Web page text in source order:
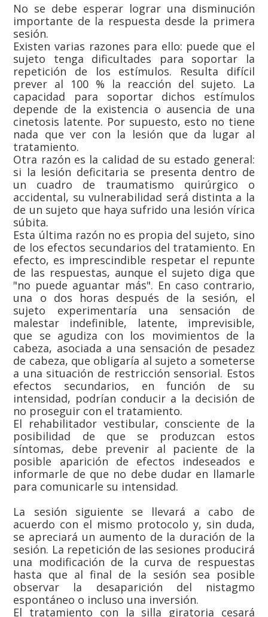
No se debe esperar lograr una disminución
importante de la respuesta desde la primera
sesión.
Existen varias razones para ello: puede que el
sujeto tenga dificultades para soportar la
repetición de los estímulos. Resulta difícil
prever al 100 % la reacción del sujeto. La
capacidad para soportar dichos estímulos
depende de la existencia o ausencia de una
cinetosis latente. Por supuesto, esto no tiene
nada que ver con la lesión que da lugar al
tratamiento.
Otra razón es la calidad de su estado general:
si la lesión deficitaria se presenta dentro de
un cuadro de traumatismo quirúrgico o
accidental, su vulnerabilidad será distinta a la
de un sujeto que haya sufrido una lesión vírica
súbita.
Esta última razón no es propia del sujeto, sino
de los efectos secundarios del tratamiento. En
efecto, es imprescindible respetar el repunte
de las respuestas, aunque el sujeto diga que
"no puede aguantar más". En caso contrario,
una o dos horas después de la sesión, el
sujeto experimentaría una sensación de
malestar indefinible, latente, imprevisible,
que se agudiza con los movimientos de la
cabeza, asociada a una sensación de pesadez
de cabeza, que obligaría al sujeto a someterse
a una situación de restricción sensorial. Estos
efectos secundarios, en función de su
intensidad, podrían conducir a la decisión de
no proseguir con el tratamiento.
El rehabilitador vestibular, consciente de la
posibilidad de que se produzcan estos
síntomas, debe prevenir al paciente de la
posible aparición de efectos indeseados e
informarle de que no debe dudar en llamarle
para comunicarle su intensidad.
La sesión siguiente se llevará a cabo de
acuerdo con el mismo protocolo y, sin duda,
se apreciará un aumento de la duración de la
sesión. La repetición de las sesiones producirá
una modificación de la curva de respuestas
hasta que al final de la sesión sea posible
observar la desaparición del nistagmo
espontáneo o incluso una inversión.
El tratamiento con la silla giratoria cesará